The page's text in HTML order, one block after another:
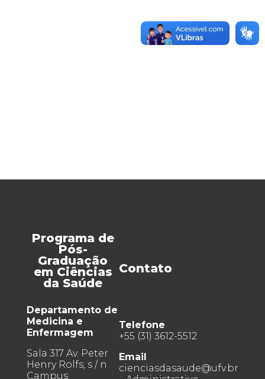
Programa de
Pós-
Graduação
em Ciências
da Saúde
Departamento de
Medicina e
Enfermagem
Sala 317 Av. Peter
Henry Rolfs, s / n
Campus
Contato
Telefone
+55 (31) 3612-5512
Email
cienciasdasaude@ufv.br